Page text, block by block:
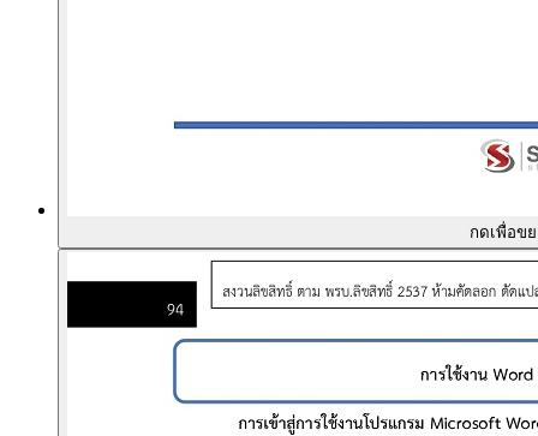
กดเพื่อข